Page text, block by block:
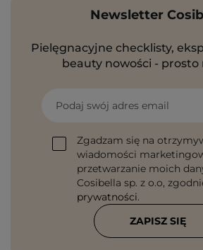
Newsletter
Pielęgnacyjne checklisty,
beauty nowości - prosto
Podaj swój adres email
Zgadzam się na
wiadomości
przetwarzanie moich
Cosibella sp. z o.o,
prywatności.
ZAPISZ SIĘ